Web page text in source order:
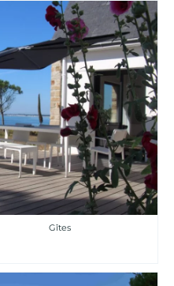
Gîtes